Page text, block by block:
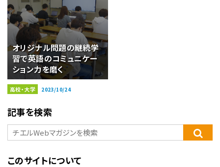
オリジナル問題の継続学
習で英語のコミュニケー
ション力を磨く
高校・大学 2023/10/24
記事を検索
このサイトについて